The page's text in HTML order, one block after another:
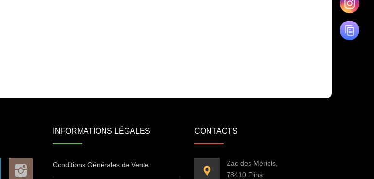
INFORMATIONS LÉGALES
Conditions Générales de Vente
CONTACTS
Zac des Mériels,
78410 Flins